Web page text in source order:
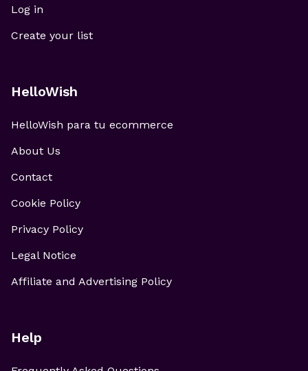
Log in
Create your list
HelloWish
HelloWish para tu ecommerce
About Us
Contact
Cookie Policy
Privacy Policy
Legal Notice
Affiliate and Advertising Policy
Help